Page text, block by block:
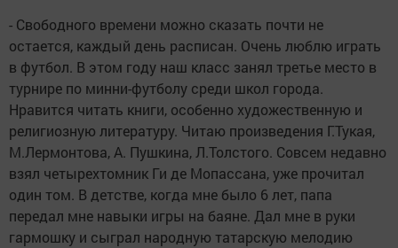
- Свободного времени можно сказать почти не
остается, каждый день расписан. Очень люблю играть
в футбол. В этом году наш класс занял третье место в
турнире по минни-футболу среди школ города.
Нравится читать книги, особенно художественную и
религиозную литературу. Читаю произведения Г.Тукая,
М.Лермонтова, А. Пушкина, Л.Толстого. Совсем недавно
взял четырехтомник Ги де Мопассана, уже прочитал
один том. В детстве, когда мне было 6 лет, папа
передал мне навыки игры на баяне. Дал мне в руки
гармошку и сыграл народную татарскую мелодию